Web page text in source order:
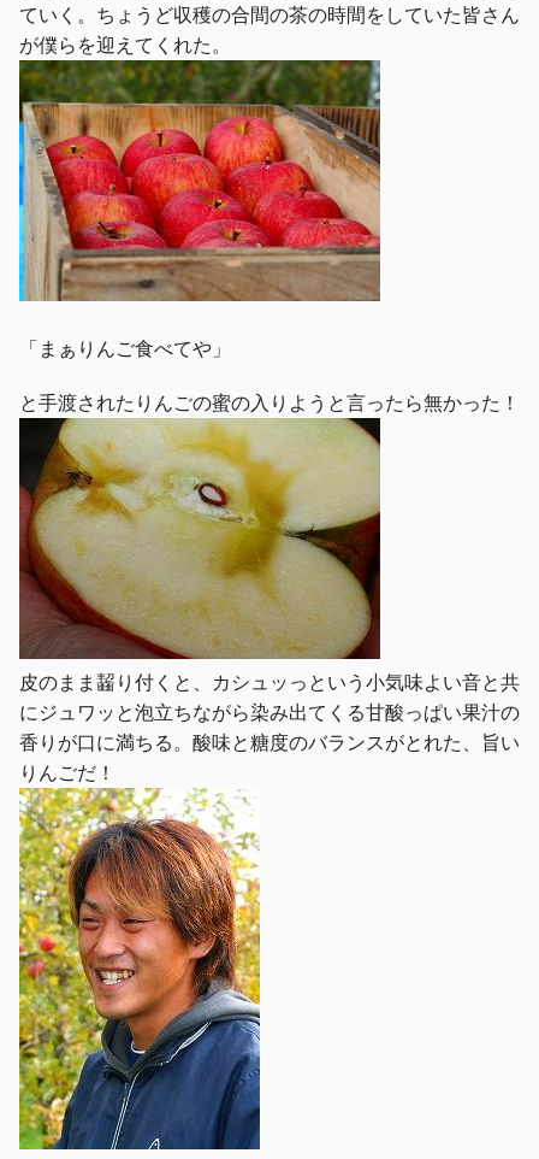
ていく。ちょうど収穫の合間の茶の時間をしていた皆さん
が僕らを迎えてくれた。
「まぁりんご食べてや」
と手渡されたりんごの蜜の入りようと言ったら無かった！
皮のまま齧り付くと、カシュッっという小気味よい音と共
にジュワッと泡立ちながら染み出てくる甘酸っぱい果汁の
香りが口に満ちる。酸味と糖度のバランスがとれた、旨い
りんごだ！